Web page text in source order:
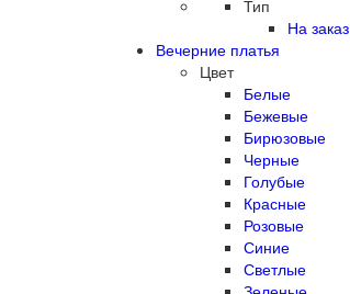
Тип
На заказ
Вечерние платья
Цвет
Белые
Бежевые
Бирюзовые
Черные
Голубые
Красные
Розовые
Синие
Светлые